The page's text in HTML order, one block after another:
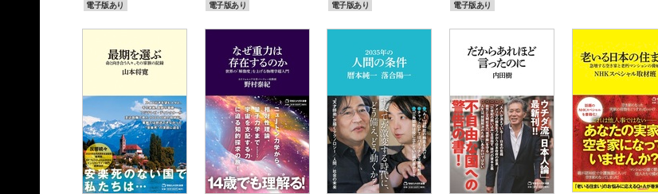
電子版あり 電子版あり 電子版あり 電子版あり